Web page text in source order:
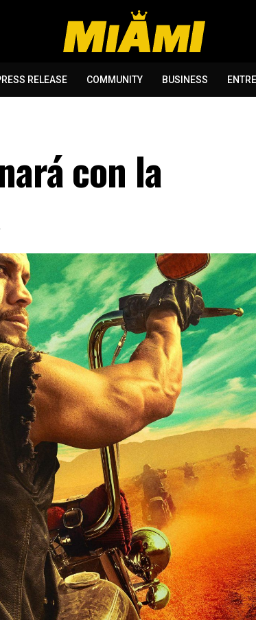
RELEASE COMMUNITY BUSINESS
con la